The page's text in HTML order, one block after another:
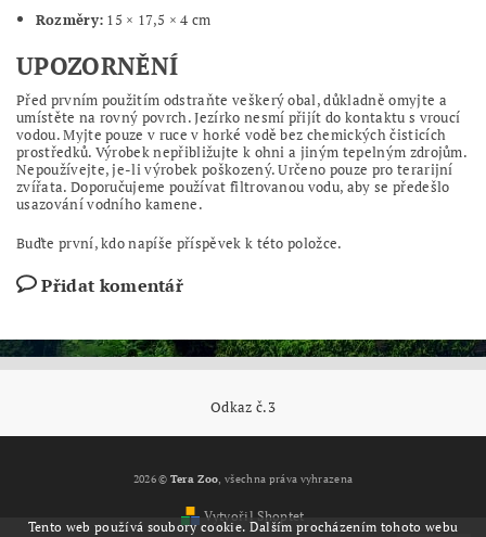
Rozměry: 15 × 17,5 × 4 cm
UPOZORNĚNÍ
Před prvním použitím odstraňte veškerý obal, důkladně omyjte a
umístěte na rovný povrch. Jezírko nesmí přijít do kontaktu s vroucí
vodou. Myjte pouze v ruce v horké vodě bez chemických čisticích
prostředků. Výrobek nepřibližujte k ohni a jiným tepelným zdrojům.
Nepoužívejte, je-li výrobek poškozený. Určeno pouze pro terarijní
zvířata. Doporučujeme používat filtrovanou vodu, aby se předešlo
usazování vodního kamene.
Buďte první, kdo napíše příspěvek k této položce.
Přidat komentář
Odkaz č.3
2026 © Tera Zoo, všechna práva vyhrazena
Vytvořil Shoptet
Tento web používá soubory cookie. Dalším procházením tohoto webu